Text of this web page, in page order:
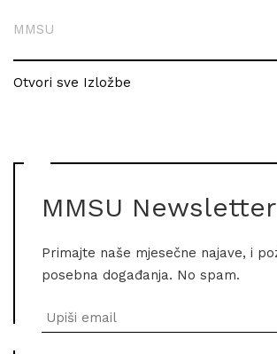
MMSU
Otvori sve Izložbe
MMSU Newsletter
Primajte naše mjesečne najave, i
posebna događanja. No spam.